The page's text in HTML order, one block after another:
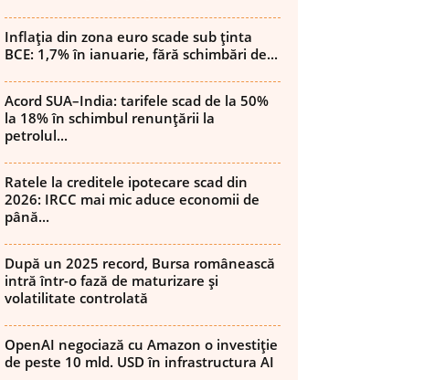
Inflația din zona euro scade sub ținta
BCE: 1,7% în ianuarie, fără schimbări de...
Acord SUA–India: tarifele scad de la 50%
la 18% în schimbul renunțării la
petrolul...
Ratele la creditele ipotecare scad din
2026: IRCC mai mic aduce economii de
până...
După un 2025 record, Bursa românească
intră într-o fază de maturizare și
volatilitate controlată
OpenAI negociază cu Amazon o investiție
de peste 10 mld. USD în infrastructura AI